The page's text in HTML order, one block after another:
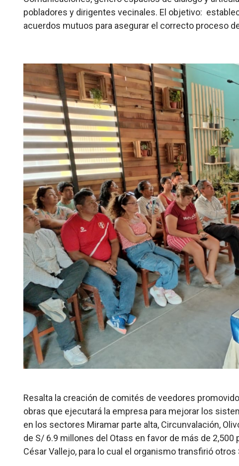
pobladores y dirigentes vecinales. El objetivo:
acuerdos mutuos para asegurar el correcto proceso
Resalta la creación de comités de veedores
obras que ejecutará la empresa para mejorar los
en los sectores Miramar parte alta, Circunvalación,
de S/ 6.9 millones del Otass en favor de más de
César Vallejo, para lo cual el organismo transfirió